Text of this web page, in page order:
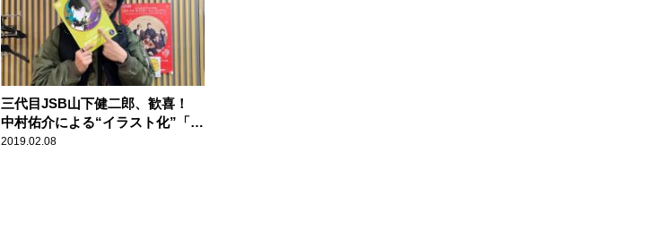
三代目JSB山下健二郎、歓喜！
中村佑介による“イラスト化”「カ
ッコいい！」
2019.02.08